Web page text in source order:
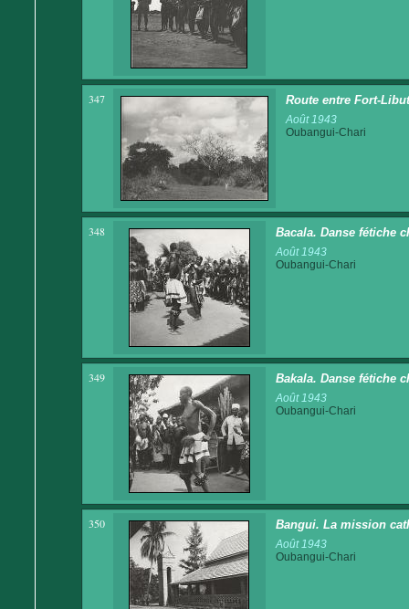
347 Route entre Fort-
Août 1943
Oubangui-Chari
348 Bacala. Danse fétiche
Août 1943
Oubangui-Chari
349 Bakala. Danse fétiche
Août 1943
Oubangui-Chari
350 Bangui. La mission
Août 1943
Oubangui-Chari